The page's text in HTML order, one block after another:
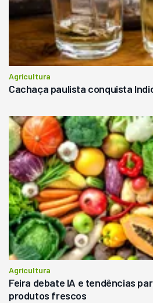
Agricultura
Cachaça paulista conquista
Agricultura
Feira debate IA e tendências
produtos frescos